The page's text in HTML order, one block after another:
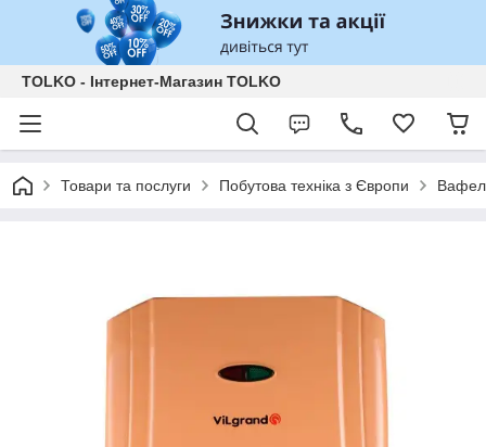
TOLKO - Інтернет-Магазин TOLKO
Товари та послуги Побутова техніка з Європи